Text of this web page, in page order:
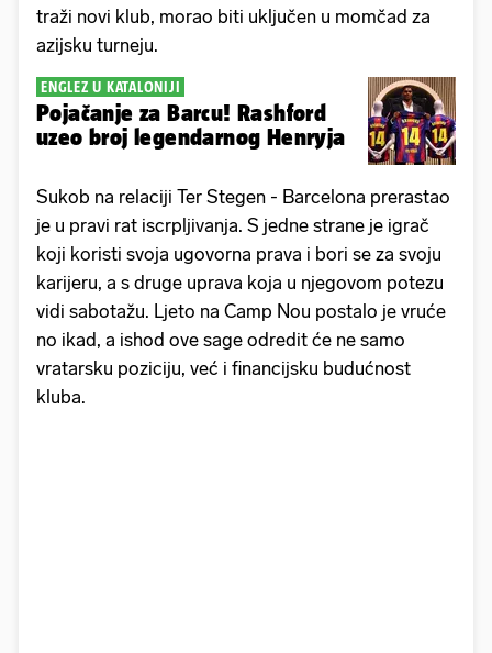
traži novi klub, morao biti uključen u momčad za
azijsku turneju.
ENGLEZ U KATALONIJI
Pojačanje za Barcu! Rashford
uzeo broj legendarnog Henryja
Sukob na relaciji Ter Stegen - Barcelona prerastao
je u pravi rat iscrpljivanja. S jedne strane je igrač
koji koristi svoja ugovorna prava i bori se za svoju
karijeru, a s druge uprava koja u njegovom potezu
vidi sabotažu. Ljeto na Camp Nou postalo je vruće
no ikad, a ishod ove sage odredit će ne samo
vratarsku poziciju, već i financijsku budućnost
kluba.